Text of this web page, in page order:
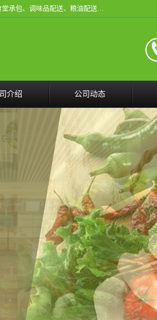
东莞市康隆膳食管理有限公司主要从事：蔬菜配送、食堂承包、企业工厂食堂承包、机关单位食堂承包、调味品配送、粮油配送、干货配送、副食配送、水果配送、海鲜配送等业务，东莞蔬菜配送电话，咨询在线客服。
介绍 公司动态